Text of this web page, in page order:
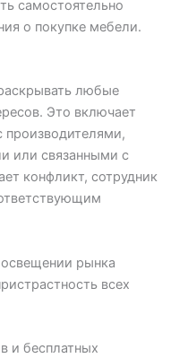
самостоятельно
о покупке мебели.
любые
Это включает
производителями,
или связанными с
конфликт, сотрудник
рынка
всех
и бесплатных